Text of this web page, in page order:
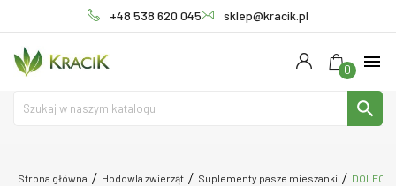
+48 538 620 045 sklep@kracik.pl
0 menu
search
Strona główna Hodowla zwierząt Suplementy pasze mieszanki